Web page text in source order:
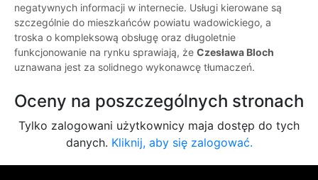
negatywnych informacji w internecie. Usługi kierowane są
szczególnie do mieszkańców powiatu wadowickiego, a
troska o kompleksową obsługę oraz długoletnie
funkcjonowanie na rynku sprawiają, że Czesława Bloch
uznawana jest za solidnego wykonawcę tłumaczeń.
Oceny na poszczególnych stronach
Tylko zalogowani użytkownicy maja dostęp do tych
danych. Kliknij, aby się zalogować.